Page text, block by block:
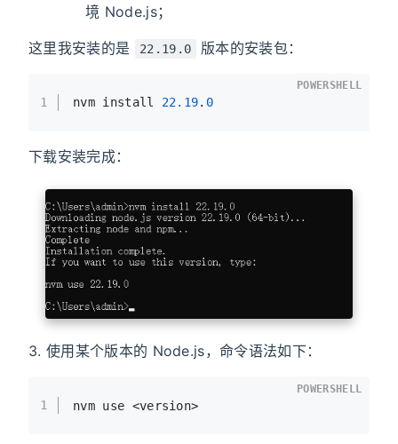
境 Node.js；
这里我安装的是 22.19.0 版本的安装包：
1 nvm install 22.19. 0
POWERSHELL
下载安装完成：
3. 使用某个版本的 Node.js，命令语法如下：
1 nvm use <version>
POWERSHELL